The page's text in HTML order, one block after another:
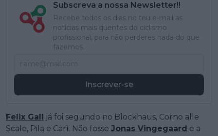
Subscreva a nossa Newsletter!!
Recebe todos os dias no teu e-mail as
notícias mais quentes do ciclismo
profissional, para não perderes nada do que
fazemos.
Inscrever-se
Felix Gall
já foi segundo no Blockhaus, Corno alle
Scale, Pila e Carì. Não fosse Jonas Vingegaard e a